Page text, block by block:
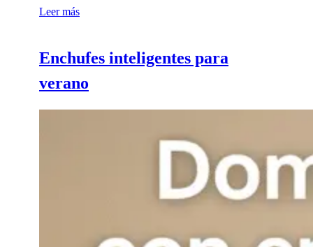
Leer más
Enchufes inteligentes para
verano